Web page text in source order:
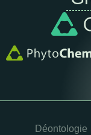
Déontologie